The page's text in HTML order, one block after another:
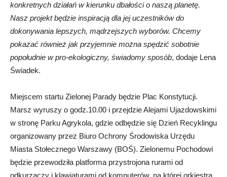
konkretnych działań w kierunku dbałości o naszą planetę.
Nasz projekt będzie inspiracją dla jej uczestników do
dokonywania lepszych, mądrzejszych wyborów. Chcemy
pokazać również jak przyjemnie można spędzić sobotnie
popołudnie w pro-ekologiczny, świadomy sposób, dodaje Lena
Świadek.
Miejscem startu Zielonej Parady będzie Plac Konstytucji.
Marsz wyruszy o godz.10.00 i przejdzie Alejami Ujazdowskimi
w stronę Parku Agrykola, gdzie odbędzie się Dzień Recyklingu
organizowany przez Biuro Ochrony Środowiska Urzędu
Miasta Stołecznego Warszawy (BOŚ). Zielonemu Pochodowi
będzie przewodziła platforma przystrojona rurami od